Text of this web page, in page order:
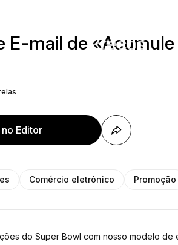
Preços
E-mail de
no Editor
Comércio eletrônico Promoção
do Super Bowl com nosso modelo